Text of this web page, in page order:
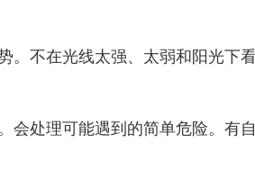
。不在光线太强、太弱和阳光下
会处理可能遇到的简单危险。有自